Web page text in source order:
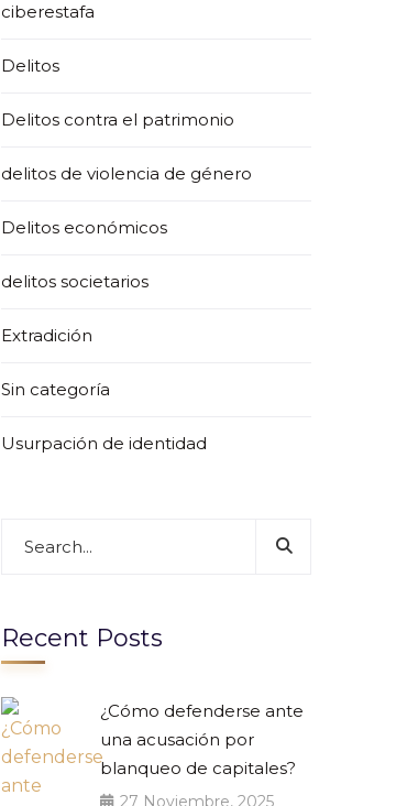
ciberestafa
Delitos
Delitos contra el patrimonio
delitos de violencia de género
Delitos económicos
delitos societarios
Extradición
Sin categoría
Usurpación de identidad
Recent Posts
¿Cómo defenderse ante
una acusación por
blanqueo de capitales?
27 Noviembre, 2025